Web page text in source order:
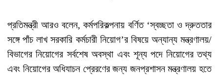
প্রতিমন্ত্রী আরও বলেন, কর্মপরিকল্পনায় বর্ণিত ‘স্বচ্ছতা ও দ্রুততার
সঙ্গে পাঁচ লাখ সরকারি কর্মচারী নিয়োগ’র বিষয়ে অন্যান্য মন্ত্রণালয়/
বিভাগের নিয়োগের সর্বশেষ অবস্থা এবং শূন্য পদে নিয়োগের তথ্য
এবং নিয়োগের অধিযাচন প্রেরণের জন্য জনপ্রশাসন মন্ত্রণালয় হতে